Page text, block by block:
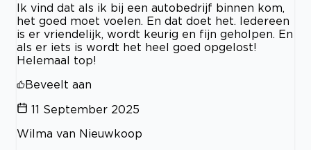
Ik vind dat als ik bij een autobedrijf binnen kom,
het goed moet voelen. En dat doet het. Iedereen
is er vriendelijk, wordt keurig en fijn geholpen. En
als er iets is wordt het heel goed opgelost!
Helemaal top!
Beveelt aan
11 September 2025
Wilma van Nieuwkoop